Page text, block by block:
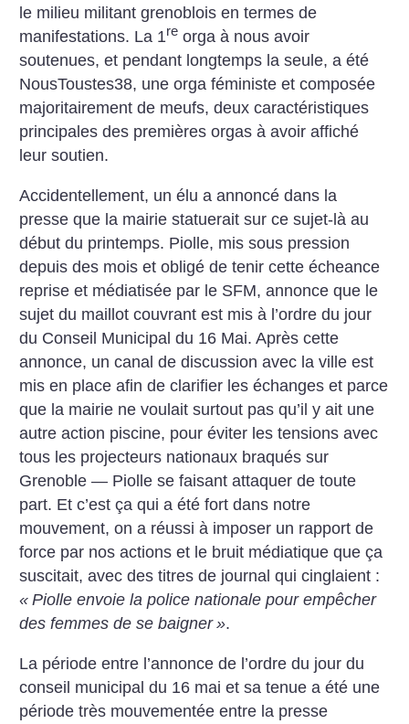
le milieu militant grenoblois en termes de
manifestations. La 1re orga à nous avoir
soutenues, et pendant longtemps la seule, a été
NousToustes38, une orga féministe et composée
majoritairement de meufs, deux caractéristiques
principales des premières orgas à avoir affiché
leur soutien.
Accidentellement, un élu a annoncé dans la
presse que la mairie statuerait sur ce sujet-là au
début du printemps. Piolle, mis sous pression
depuis des mois et obligé de tenir cette écheance
reprise et médiatisée par le SFM, annonce que le
sujet du maillot couvrant est mis à l’ordre du jour
du Conseil Municipal du 16 Mai. Après cette
annonce, un canal de discussion avec la ville est
mis en place afin de clarifier les échanges et parce
que la mairie ne voulait surtout pas qu’il y ait une
autre action piscine, pour éviter les tensions avec
tous les projecteurs nationaux braqués sur
Grenoble — Piolle se faisant attaquer de toute
part. Et c’est ça qui a été fort dans notre
mouvement, on a réussi à imposer un rapport de
force par nos actions et le bruit médiatique que ça
suscitait, avec des titres de journal qui cinglaient :
« Piolle envoie la police nationale pour empêcher
des femmes de se baigner ».
La période entre l’annonce de l’ordre du jour du
conseil municipal du 16 mai et sa tenue a été une
période très mouvementée entre la presse